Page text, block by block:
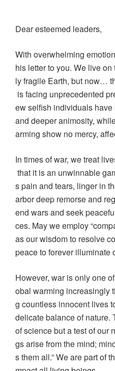
Dear esteemed leaders,
With overwhelming
his letter to you. We live
ly fragile Earth, but now…
is facing unprecedented
ew selfish individuals
and deeper animosity,
arming show no mercy,
In times of war, we treat
that it is an unwinnable
s pain and tears, linger in
arbor deep remorse and
end wars and seek
ces. May we employ
as our wisdom to resolve
peace to forever illuminate
However, war is only one
obal warming increasingly
g countless innocent lives
delicate balance of nature.
of science but a test of our
gs arise from the mind;
s them all.” We are part of